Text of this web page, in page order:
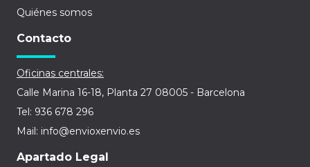
Quiénes somos
Contacto
Oficinas centrales:
Calle Marina 16-18, Planta 27 08005 - Barcelona
Tel: 936 678 296
Mail: info@envioxenvio.es
Apartado Legal